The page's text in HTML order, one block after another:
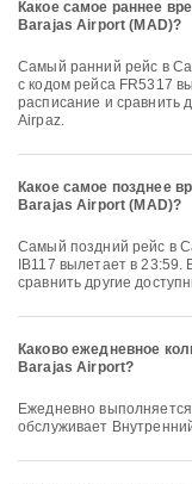
Какое самое раннее
Barajas Airport (MAD)?
Самый ранний рейс в Сантьяго де Компостела авиакомпании Ryanair
с кодом рейса FR5317
расписание и сравнить
Airpaz.
Какое самое позднее
Barajas Airport (MAD)?
Самый поздний рейс в Сантьяго авиакомпании Iberia с кодом рейса
IB117 вылетает в
сравнить другие
Каково ежедневное
Barajas Airport?
Ежедневно выполняется примерно 131 рейсов. Этот аэропорт
обслуживает